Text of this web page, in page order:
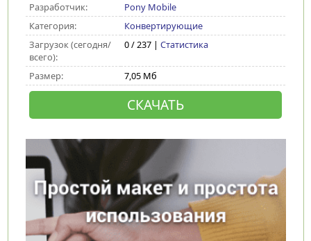
Разработчик:
Pony Mobile
Категория:
Конвертирующие
Загрузок (сегодня/
всего):
0 / 237 | Статистика
Размер: 7,05 Мб
СКАЧАТЬ